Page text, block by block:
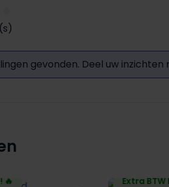
gevonden. Deel uw inzichten
🔥 Extra